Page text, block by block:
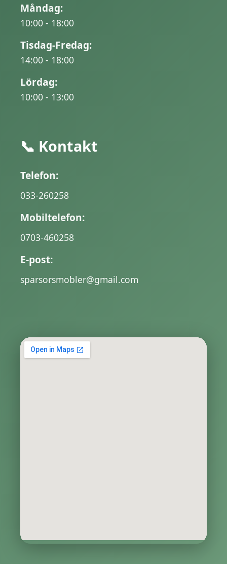
Måndag:
10:00 - 18:00
Tisdag-Fredag:
14:00 - 18:00
Lördag:
10:00 - 13:00
📞 Kontakt
Telefon:
033-260258
Mobiltelefon:
0703-460258
E-post:
sparsorsmobler@gmail.com